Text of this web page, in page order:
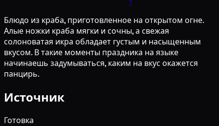
Блюдо из краба, приготовленное на открытом огне.
Алые ножки краба мягки и сочны, а свежая
солоноватая икра обладает густым и насыщенным
вкусом. В такие моменты праздника на языке
начинаешь задумываться, каким на вкус окажется
панцирь.
Источник
Готовка